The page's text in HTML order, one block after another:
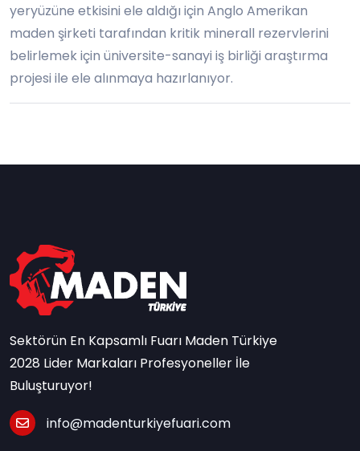
yeryüzüne etkisini ele aldığı için Anglo Amerikan
maden şirketi tarafından kritik minerall rezervlerini
belirlemek için üniversite-sanayi iş birliği araştırma
projesi ile ele alınmaya hazırlanıyor.
Sektörün En Kapsamlı Fuarı Maden Türkiye
2028 Lider Markaları Profesyoneller İle
Buluşturuyor!
info@madenturkiyefuari.com